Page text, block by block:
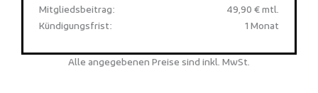
Mitgliedsbeitrag:
49,90 € mtl.
Kündigungsfrist:
1 Monat
Alle angegebenen Preise sind inkl. MwSt.